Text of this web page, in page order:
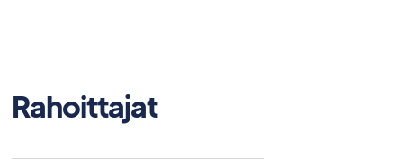
Rahoittajat